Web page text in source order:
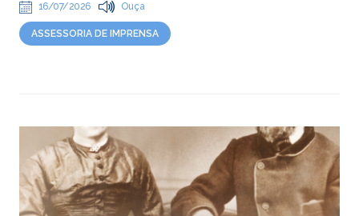
16/07/2026 Ouça
ASSESSORIA DE IMPRENSA